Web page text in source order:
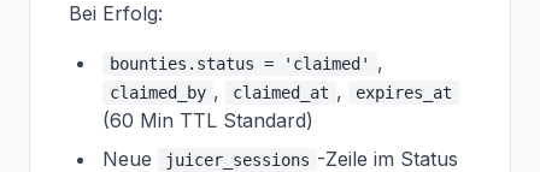
Bei Erfolg:
bounties.status = 'claimed' ,
claimed_by , claimed_at , expires_at
(60 Min TTL Standard)
Neue
juicer_sessions -Zeile im Status